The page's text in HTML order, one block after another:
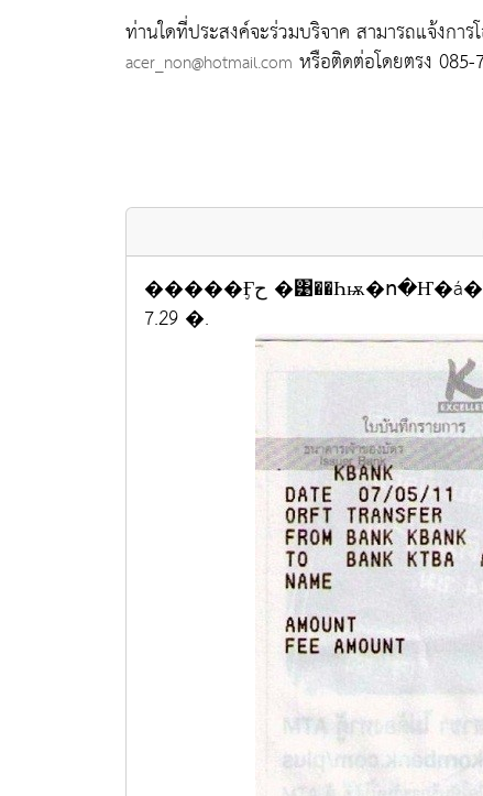
ท่านใดที่ประสงค์จะร่วมบริจาค สามารถแจ้งกา
acer_non@hotmail.com หรือติดต่อโดยตรง 085-
�����Ӻح �͹��Һѭ�ո�Ҥ�á�ا�� �ӹǹ 200 �ҷ �ѹ��� 7/5/11 ����
7.29 �.